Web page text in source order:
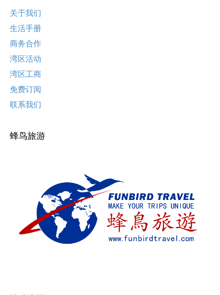
关于我们
生活手册
商务合作
湾区活动
湾区工商
免费订阅
联系我们
蜂鸟旅游